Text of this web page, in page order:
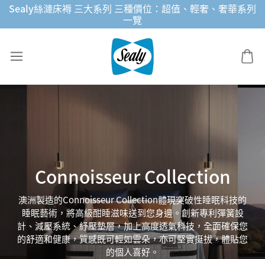
Skip
content
Sealy絲漣床褥 三大系列 三種價位：超值、輕奢、奢華系列
一覽
Connoisseur Collection
澳洲製造的Connoisseur Collection體現突破性睡眠科技的
睡眠藝術，將高級酣睡滋味送到您身邊。創新專利彈簧設
計、減壓系統、紓壓墊層，加上高度透氣科技，全面確保您
的舒適和健康，質感既可輕如雲朵，亦可堅實挺拔，體貼您
的個人喜好。